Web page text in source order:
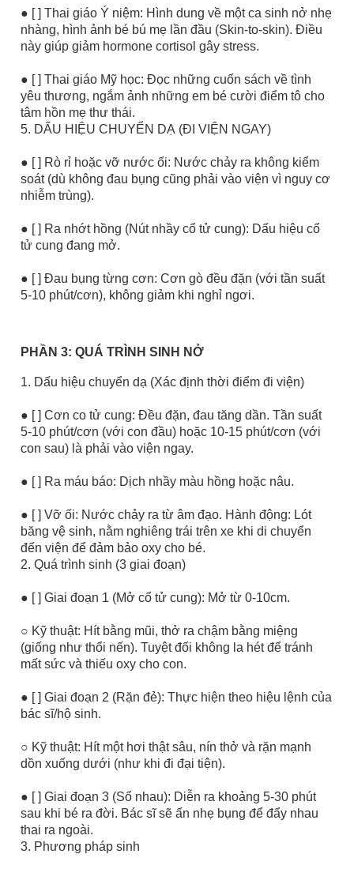
● [ ] Thai giáo Ý niệm: Hình dung về một ca sinh nở nhẹ
nhàng, hình ảnh bé bú mẹ lần đầu (Skin-to-skin). Điều
này giúp giảm hormone cortisol gây stress.
● [ ] Thai giáo Mỹ học: Đọc những cuốn sách về tình
yêu thương, ngắm ảnh những em bé cười điểm tô cho
tâm hồn mẹ thư thái.
5. DẤU HIỆU CHUYỂN DẠ (ĐI VIỆN NGAY)
● [ ] Rò rỉ hoặc vỡ nước ối: Nước chảy ra không kiểm
soát (dù không đau bụng cũng phải vào viện vì nguy cơ
nhiễm trùng).
● [ ] Ra nhớt hồng (Nút nhầy cổ tử cung): Dấu hiệu cổ
tử cung đang mở.
● [ ] Đau bụng từng cơn: Cơn gò đều đặn (với tần suất
5-10 phút/cơn), không giảm khi nghỉ ngơi.
PHẦN 3: QUÁ TRÌNH SINH NỞ
1. Dấu hiệu chuyển dạ (Xác định thời điểm đi viện)
● [ ] Cơn co tử cung: Đều đặn, đau tăng dần. Tần suất
5-10 phút/cơn (với con đầu) hoặc 10-15 phút/cơn (với
con sau) là phải vào viện ngay.
● [ ] Ra máu báo: Dịch nhầy màu hồng hoặc nâu.
● [ ] Vỡ ối: Nước chảy ra từ âm đạo. Hành động: Lót
băng vệ sinh, nằm nghiêng trái trên xe khi di chuyển
đến viện để đảm bảo oxy cho bé.
2. Quá trình sinh (3 giai đoạn)
● [ ] Giai đoạn 1 (Mở cổ tử cung): Mở từ 0-10cm.
○ Kỹ thuật: Hít bằng mũi, thở ra chậm bằng miệng
(giống như thổi nến). Tuyệt đối không la hét để tránh
mất sức và thiếu oxy cho con.
● [ ] Giai đoạn 2 (Rặn đẻ): Thực hiện theo hiệu lệnh của
bác sĩ/hộ sinh.
○ Kỹ thuật: Hít một hơi thật sâu, nín thở và rặn mạnh
dồn xuống dưới (như khi đi đại tiện).
● [ ] Giai đoạn 3 (Sổ nhau): Diễn ra khoảng 5-30 phút
sau khi bé ra đời. Bác sĩ sẽ ấn nhẹ bụng để đẩy nhau
thai ra ngoài.
3. Phương pháp sinh